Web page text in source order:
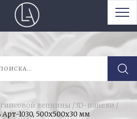
гипсовой лепнины /3D-панели/
Арт-1030, 500х500х30 мм